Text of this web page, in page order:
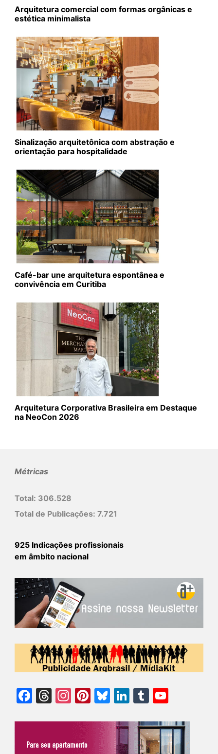
Arquitetura comercial com formas orgânicas e
estética minimalista
Sinalização arquitetônica com abstração e
orientação para hospitalidade
Café-bar une arquitetura espontânea e
convivência em Curitiba
Arquitetura Corporativa Brasileira em Destaque
na NeoCon 2026
Métricas
Total: 306.528
Total de Publicações: 7.721
925 Indicações profissionais
em âmbito nacional
Facebook
Threads
Instagram
Pinterest
Bluesky
LinkedIn
Tumblr